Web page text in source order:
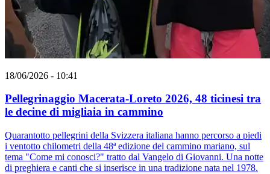
18/06/2026 - 10:41
Pellegrinaggio Macerata-Loreto 2026, 48 ticinesi tra
le decine di migliaia in cammino
Quarantotto pellegrini della Svizzera italiana hanno percorso a piedi
i ventotto chilometri della 48ª edizione del cammino mariano, sul
tema "Come mi conosci?" tratto dal Vangelo di Giovanni. Una notte
di preghiera e canti che si inserisce in una tradizione nata nel 1978.